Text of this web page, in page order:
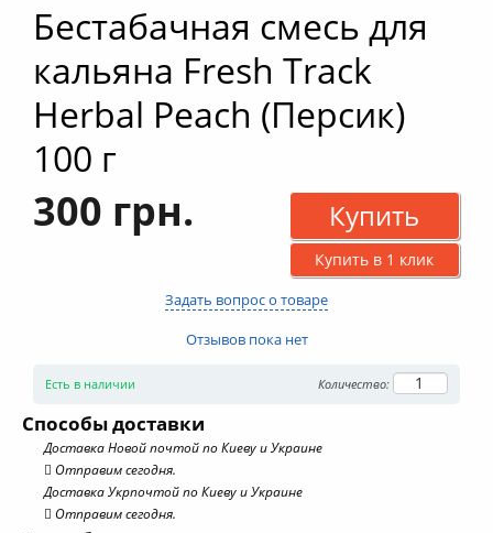
Бестабачная смесь для
кальяна Fresh Track
Herbal Peach (Персик)
100 г
300 грн. Купить
Купить в 1 клик
Задать вопрос о товаре
Отзывов пока нет
Есть в наличии Количество:
Способы доставки
Доставка Новой почтой по Киеву и Украине
Отправим сегодня.
Доставка Укрпочтой по Киеву и Украине
Отправим сегодня.